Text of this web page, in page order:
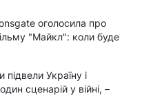
оголосила про
"Майкл": коли буде
Україну і
сценарій у війні, –